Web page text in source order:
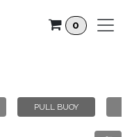
0
PULL BUOY